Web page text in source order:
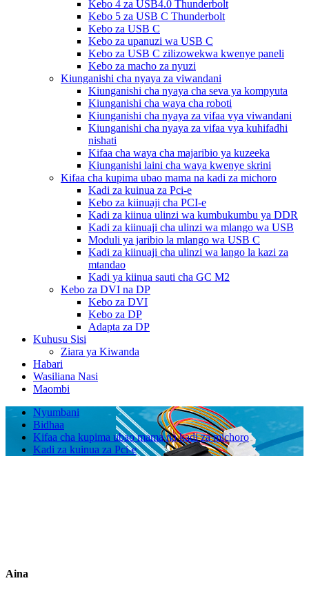
Kebo 4 za USB4.0 Thunderbolt
Kebo 5 za USB C Thunderbolt
Kebo za USB C
Kebo za upanuzi wa USB C
Kebo za USB C zilizowekwa kwenye paneli
Kebo za macho za nyuzi
Kiunganishi cha nyaya za viwandani
Kiunganishi cha nyaya cha seva ya kompyuta
Kiunganishi cha waya cha roboti
Kiunganishi cha nyaya za vifaa vya viwandani
Kiunganishi cha nyaya za vifaa vya kuhifadhi
nishati
Kifaa cha waya cha majaribio ya kuzeeka
Kiunganishi laini cha waya kwenye skrini
Kifaa cha kupima ubao mama na kadi za michoro
Kadi za kuinua za Pci-e
Kebo za kiinuaji cha PCI-e
Kadi za kiinua ulinzi wa kumbukumbu ya DDR
Kadi za kiinuaji cha ulinzi wa mlango wa USB
Moduli ya jaribio la mlango wa USB C
Kadi za kiinuaji cha ulinzi wa lango la kazi za
mtandao
Kadi ya kiinua sauti cha GC M2
Kebo za DVI na DP
Kebo za DVI
Kebo za DP
Adapta za DP
Kuhusu Sisi
Ziara ya Kiwanda
Habari
Wasiliana Nasi
Maombi
Nyumbani
Bidhaa
Kifaa cha kupima ubao mama na kadi za michoro
Kadi za kuinua za Pci-e
Aina